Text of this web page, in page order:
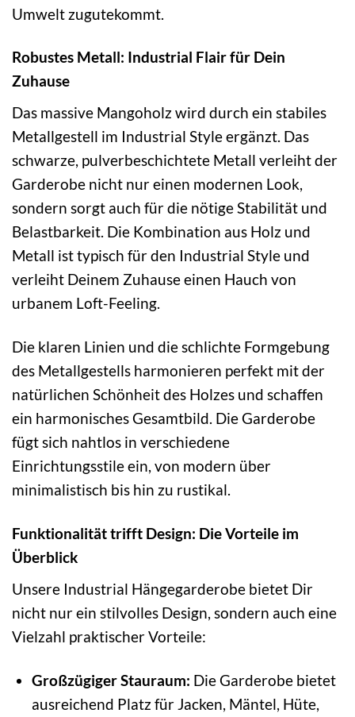
Umwelt zugutekommt.
Robustes Metall: Industrial Flair für Dein
Zuhause
Das massive Mangoholz wird durch ein stabiles
Metallgestell im Industrial Style ergänzt. Das
schwarze, pulverbeschichtete Metall verleiht der
Garderobe nicht nur einen modernen Look,
sondern sorgt auch für die nötige Stabilität und
Belastbarkeit. Die Kombination aus Holz und
Metall ist typisch für den Industrial Style und
verleiht Deinem Zuhause einen Hauch von
urbanem Loft-Feeling.
Die klaren Linien und die schlichte Formgebung
des Metallgestells harmonieren perfekt mit der
natürlichen Schönheit des Holzes und schaffen
ein harmonisches Gesamtbild. Die Garderobe
fügt sich nahtlos in verschiedene
Einrichtungsstile ein, von modern über
minimalistisch bis hin zu rustikal.
Funktionalität trifft Design: Die Vorteile im
Überblick
Unsere Industrial Hängegarderobe bietet Dir
nicht nur ein stilvolles Design, sondern auch eine
Vielzahl praktischer Vorteile:
Großzügiger Stauraum: Die Garderobe bietet
ausreichend Platz für Jacken, Mäntel, Hüte,